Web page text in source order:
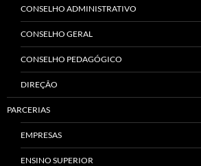
CONSELHO ADMINISTRATIVO
CONSELHO GERAL
CONSELHO PEDAGÓGICO
DIREÇÃO
PARCERIAS
EMPRESAS
ENSINO SUPERIOR